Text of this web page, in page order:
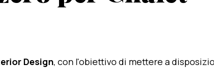
Design, con l'obiettivo di mettere a